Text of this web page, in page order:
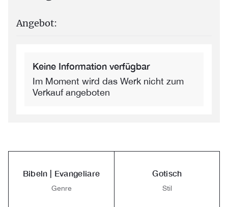
Angebot:
Keine Information verfügbar
Im Moment wird das Werk nicht zum
Verkauf angeboten
Bibeln | Evangeliare
Genre
Gotisch
Stil